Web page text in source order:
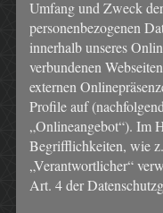
Umfang und Zweck
personenbezogenen
innerhalb unseres
verbundenen
externen
Profile auf
„Onlineangebot“). Im
Begrifflichkeiten, wie
„Verantwortlicher“
Art. 4 der